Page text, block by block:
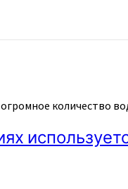
количество